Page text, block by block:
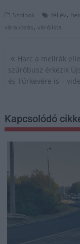
Szolnok fél év,
várakozás,várólista
Bejegyzés
navigáció
Harc a mellrák
szűrőbusz érkezik
és Túrkevére is –
Kapcsolódó